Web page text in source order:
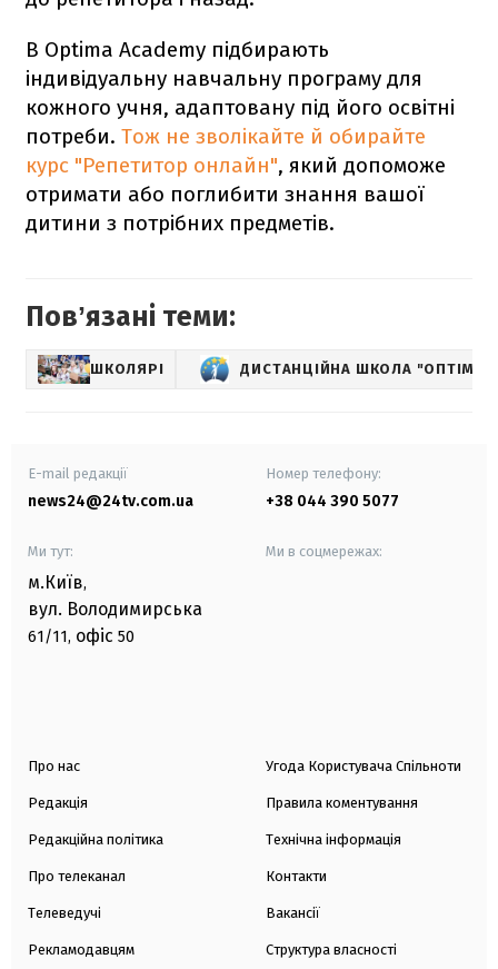
В Optima Academy підбирають
індивідуальну навчальну програму для
кожного учня, адаптовану під його освітні
потреби. Тож не зволікайте й обирайте
курс "Репетитор онлайн", який допоможе
отримати або поглибити знання вашої
дитини з потрібних предметів.
Повʼязані теми:
ШКОЛЯРІ ДИСТАНЦІЙНА ШКОЛА "ОПТІМА"
E-mail редакції
news24@24tv.com.ua
Номер телефону:
+38 044 390 5077
Ми тут:
м.Київ,
вул. Володимирська
61/11, офіс 50
Ми в соцмережах:
Про нас
Редакція
Редакційна політика
Про телеканал
Телеведучі
Рекламодавцям
Угода Користувача Спільноти
Правила коментування
Технічна інформація
Контакти
Вакансії
Структура власності